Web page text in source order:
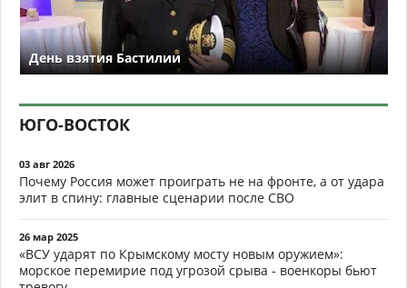
День взятия Бастилии
ЮГО-ВОСТОК
03 авг 2026
Почему Россия может проиграть не на фронте, а от удара
элит в спину: главные сценарии после СВО
26 мар 2025
«ВСУ ударят по Крымскому мосту новым оружием»:
морское перемирие под угрозой срыва - военкоры бьют